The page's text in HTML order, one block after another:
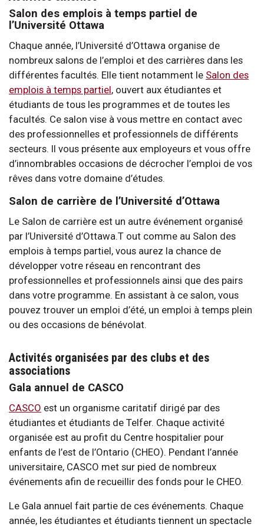
Salon des emplois à temps partiel de
l’Université Ottawa
Chaque année, l’Université d’Ottawa organise de
nombreux salons de l’emploi et des carrières dans les
différentes facultés. Elle tient notamment le Salon des
emplois à temps partiel, ouvert aux étudiantes et
étudiants de tous les programmes et de toutes les
facultés. Ce salon vise à vous mettre en contact avec
des professionnelles et professionnels de différents
secteurs. Il vous présente aux employeurs et vous offre
d’innombrables occasions de décrocher l’emploi de vos
rêves dans votre domaine d’études.
Salon de carrière de l’Université d’Ottawa
Le Salon de carrière est un autre événement organisé
par l’Université d’Ottawa.T out comme au Salon des
emplois à temps partiel, vous aurez la chance de
développer votre réseau en rencontrant des
professionnelles et professionnels ainsi que des pairs
dans votre programme. En assistant à ce salon, vous
pouvez trouver un emploi d’été, un emploi à temps plein
ou des occasions de bénévolat.
Activités organisées par des clubs et des
associations
Gala annuel de CASCO
CASCO est un organisme caritatif dirigé par des
étudiantes et étudiants de Telfer. Chaque activité
organisée est au profit du Centre hospitalier pour
enfants de l’est de l’Ontario (CHEO). Pendant l’année
universitaire, CASCO met sur pied de nombreux
événements afin de recueillir des fonds pour le CHEO.
Le Gala annuel fait partie de ces événements. Chaque
année, les étudiantes et étudiants tiennent un spectacle